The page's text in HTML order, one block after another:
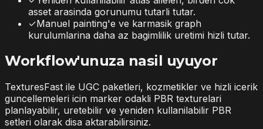
asset arasinda gorunumu tutarli tutar.
✓Manuel painting'e ve karmasik graph
kurulumlarina daha az bagimlilik uretimi hizli tutar.
Workflow'unuza nasil uyuyor
TexturesFast ile UGC paketleri, kozmetikler ve hizli icerik
guncellemeleri icin marker odakli PBR texturelari
planlayabilir, uretebilir ve yeniden kullanilabilir PBR
setleri olarak disa aktarabilirsiniz.